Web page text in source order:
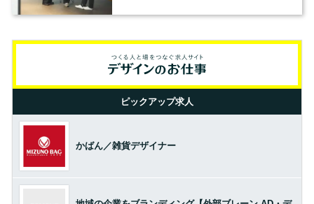
ピックアップ求人
かばん／雑貨デザイナー